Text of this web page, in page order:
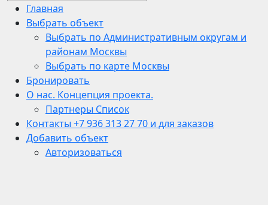
Главная
Выбрать объект
Выбрать по Административным округам и
районам Москвы
Выбрать по карте Москвы
Бронировать
О нас. Концепция проекта.
Партнеры Список
Контакты +7 936 313 27 70 и для заказов
Добавить объект
Авторизоваться